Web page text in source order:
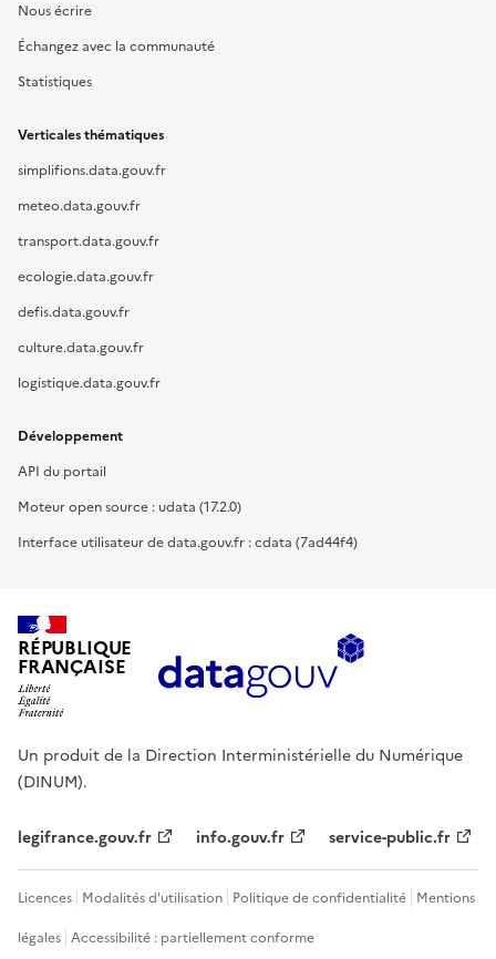
Nous écrire
Échangez avec la communauté
Statistiques
Verticales thématiques
simplifions.data.gouv.fr
meteo.data.gouv.fr
transport.data.gouv.fr
ecologie.data.gouv.fr
defis.data.gouv.fr
culture.data.gouv.fr
logistique.data.gouv.fr
Développement
API du portail
Moteur open source : udata (17.2.0)
Interface utilisateur de data.gouv.fr : cdata (7ad44f4)
RÉPUBLIQUE
FRANÇAISE
Un produit de la Direction Interministérielle du Numérique
(DINUM).
legifrance.gouv.fr info.gouv.fr service-public.fr
Licences Modalités d'utilisation Politique de confidentialité Mentions
légales Accessibilité : partiellement conforme